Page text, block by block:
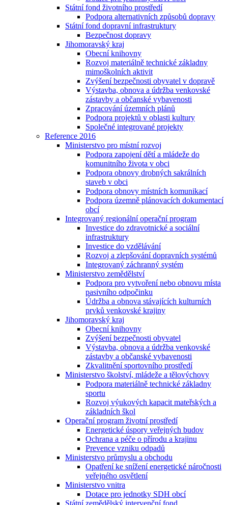
Státní fond životního prostředí
Podpora alternativních způsobů dopravy
Státní fond dopravní infrastruktury
Bezpečnost dopravy
Jihomoravský kraj
Obecní knihovny
Rozvoj materiálně technické základny
mimoškolních aktivit
Zvýšení bezpečnosti obyvatel v dopravě
Výstavba, obnova a údržba venkovské
zástavby a občanské vybavenosti
Zpracování územních plánů
Podpora projektů v oblasti kultury
Společné integrované projekty
Reference 2016
Ministerstvo pro místní rozvoj
Podpora zapojení dětí a mládeže do
komunitního života v obci
Podpora obnovy drobných sakrálních
staveb v obci
Podpora obnovy místních komunikací
Podpora územně plánovacích dokumentací
obcí
Integrovaný regionální operační program
Investice do zdravotnické a sociální
infrastruktury
Investice do vzdělávání
Rozvoj a zlepšování dopravních systémů
Integrovaný záchranný systém
Ministerstvo zemědělství
Podpora pro vytvoření nebo obnovu místa
pasivního odpočinku
Údržba a obnova stávajících kulturních
prvků venkovské krajiny
Jihomoravský kraj
Obecní knihovny
Zvýšení bezpečnosti obyvatel
Výstavba, obnova a údržba venkovské
zástavby a občanské vybavenosti
Zkvalitnění sportovního prostředí
Ministerstvo školství, mládeže a tělovýchovy
Podpora materiálně technické základny
sportu
Rozvoj výukových kapacit mateřských a
základních škol
Operační program životní prostředí
Energetické úspory veřejných budov
Ochrana a péče o přírodu a krajinu
Prevence vzniku odpadů
Ministerstvo průmyslu a obchodu
Opatření ke snížení energetické náročnosti
veřejného osvětlení
Ministerstvo vnitra
Dotace pro jednotky SDH obcí
Státní zemědělský intervenční fond